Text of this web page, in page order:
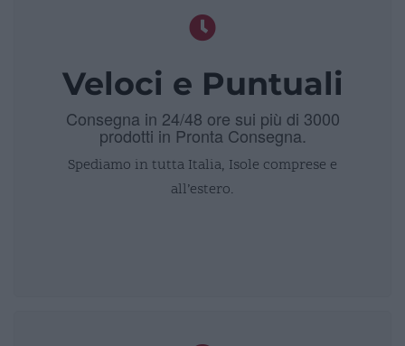
Veloci e Puntuali
Consegna in 24/48 ore sui più di 3000
prodotti in Pronta Consegna.
Spediamo in tutta Italia, Isole comprese e
all’estero.